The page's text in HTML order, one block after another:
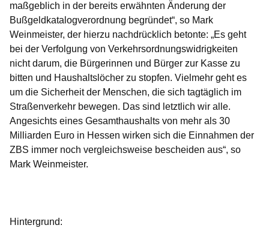
maßgeblich in der bereits erwähnten Änderung der
Bußgeldkatalogverordnung begründet“, so Mark
Weinmeister, der hierzu nachdrücklich betonte: „Es geht
bei der Verfolgung von Verkehrsordnungswidrigkeiten
nicht darum, die Bürgerinnen und Bürger zur Kasse zu
bitten und Haushaltslöcher zu stopfen. Vielmehr geht es
um die Sicherheit der Menschen, die sich tagtäglich im
Straßenverkehr bewegen. Das sind letztlich wir alle.
Angesichts eines Gesamthaushalts von mehr als 30
Milliarden Euro in Hessen wirken sich die Einnahmen der
ZBS immer noch vergleichsweise bescheiden aus“, so
Mark Weinmeister.
Hintergrund: